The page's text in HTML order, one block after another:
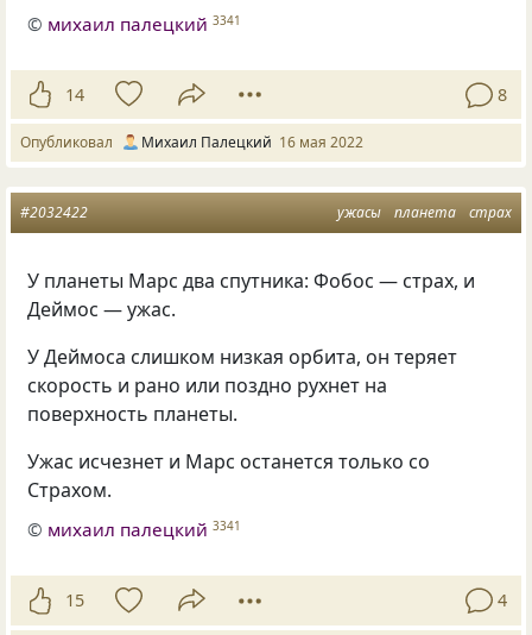
© михаил палецкий 3341
14 8
Опубликовал Михаил Палецкий 16 мая 2022
ужасы планета страх
#2032422
У планеты Марс два спутника: Фобос — страх, и
Деймос — ужас.
У Деймоса слишком низкая орбита, он теряет
скорость и рано или поздно рухнет на
поверхность планеты.
Ужас исчезнет и Марс останется только со
Страхом.
© михаил палецкий 3341
15 4